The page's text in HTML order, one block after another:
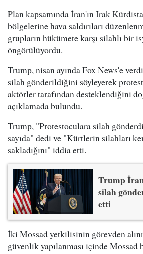
Plan kapsamında İran'ın Irak
bölgelerine hava saldırıları
grupların hükümete karşı silahlı bir
öngörülüyordu.
Trump, nisan ayında Fox News'e
silah gönderildiğini söyleyerek
aktörler tarafından desteklendiğini
açıklamada bulundu.
Trump, "Protestoculara silah
sayıda" dedi ve "Kürtlerin silahları
sakladığını" iddia etti.
Trump
silah
etti
İki Mossad yetkilisinin görevden
güvenlik yapılanması içinde Mossad